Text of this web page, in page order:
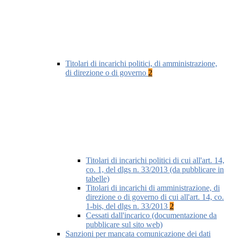
Titolari di incarichi politici, di amministrazione,
di direzione o di governo 2
Titolari di incarichi politici di cui all'art. 14,
co. 1, del dlgs n. 33/2013 (da pubblicare in
tabelle)
Titolari di incarichi di amministrazione, di
direzione o di governo di cui all'art. 14, co.
1-bis, del dlgs n. 33/2013 2
Cessati dall'incarico (documentazione da
pubblicare sul sito web)
Sanzioni per mancata comunicazione dei dati